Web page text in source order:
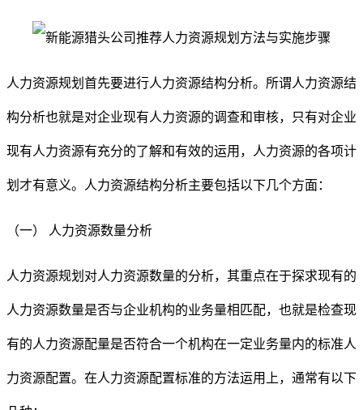
人力资源规划首先要进行人力资源结构分析。所谓人力资源结
构分析也就是对企业现有人力资源的调查和审核，只有对企业
现有人力资源有充分的了解和有效的运用，人力资源的各项计
划才有意义。人力资源结构分析主要包括以下几个方面：
（一） 人力资源数量分析
人力资源规划对人力资源数量的分析，其重点在于探求现有的
人力资源数量是否与企业机构的业务量相匹配，也就是检查现
有的人力资源配量是否符合一个机构在一定业务量内的标准人
力资源配置。在人力资源配置标准的方法运用上，通常有以下